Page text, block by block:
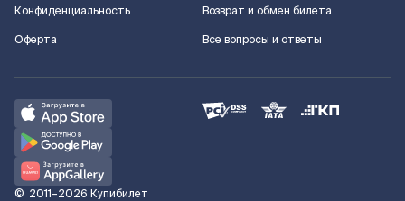
Конфиденциальность
Оферта
Возврат и обмен билета
Все вопросы и ответы
© 2011–2026 Купибилет